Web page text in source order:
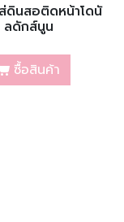
ส่ดินสอติดหน้าโดนั
ลดักส์นูน
ซื้อสินค้า